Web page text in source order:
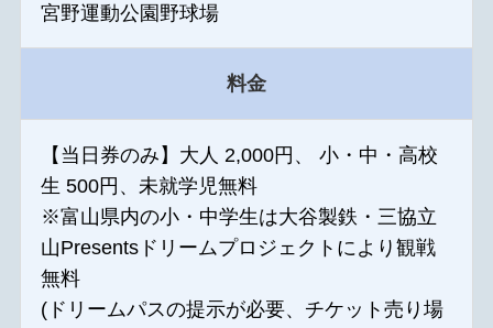
宮野運動公園野球場
料金
【当日券のみ】大人 2,000円、 小・中・高校
生 500円、未就学児無料
※富山県内の小・中学生は大谷製鉄・三協立
山Presentsドリームプロジェクトにより観戦
無料
(ドリームパスの提示が必要、チケット売り場